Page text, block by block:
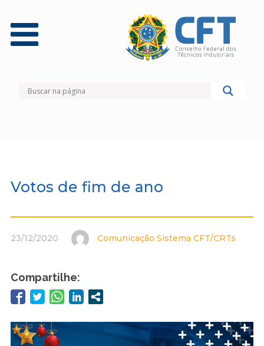
Votos de fim de ano
23/12/2020 Comunicação Sistema CFT/CRTs
Compartilhe: